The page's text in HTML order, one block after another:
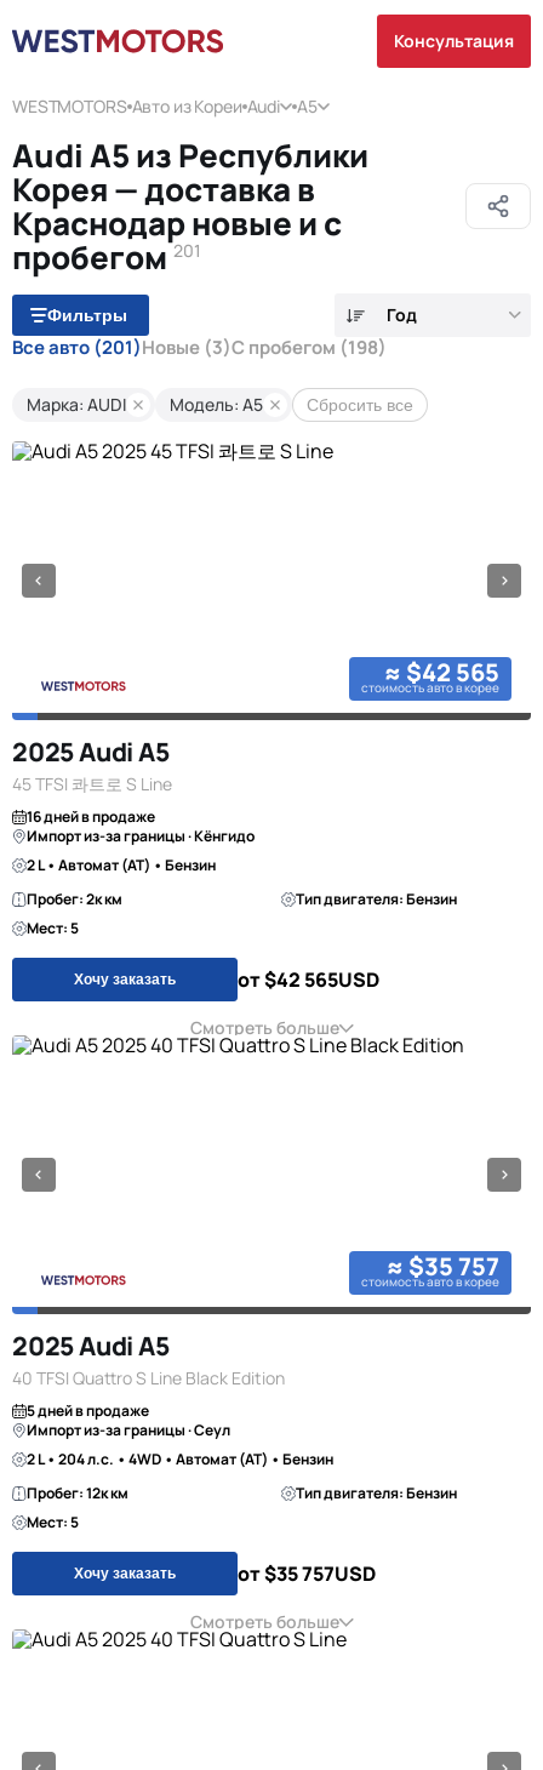
Консультация
WESTMOTORS Авто из Кореи Audi A5
Audi A5 из Республики
Корея — доставка в
Краснодар новые и с
пробегом201
Фильтры Год
Все авто (201)Новые (3)С пробегом (198)
Марка: AUDI Модель: A5 Сбросить все
≈ $42 565
стоимость авто в корее
2025 Audi A5
45 TFSI 콰트로 S Line
16 дней в продаже
Импорт из-за границы · Кёнгидо
2 L • Автомат (AT) • Бензин
Пробег: 2к км
Тип двигателя: Бензин
Мест: 5
Хочу заказать от $42 565USD
Смотреть больше
≈ $35 757
стоимость авто в корее
2025 Audi A5
40 TFSI Quattro S Line Black Edition
5 дней в продаже
Импорт из-за границы · Сеул
2 L • 204 л.с. • 4WD • Автомат (AT) • Бензин
Пробег: 12к км
Тип двигателя: Бензин
Мест: 5
Хочу заказать от $35 757USD
Смотреть больше